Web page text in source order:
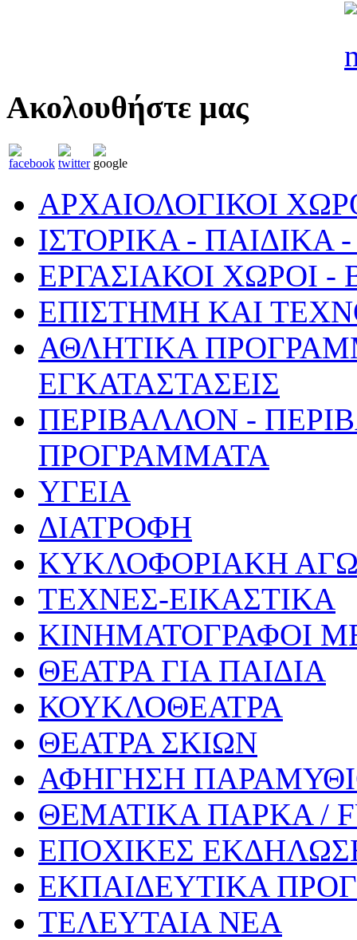
Ακολουθήστε μας
ΑΡΧΑΙΟΛΟΓΙΚΟΙ
ΙΣΤΟΡΙΚΑ -
ΕΡΓΑΣΙΑΚΟΙ ΧΩΡΟΙ
ΕΠΙΣΤΗΜΗ ΚΑΙ
ΑΘΛΗΤΙΚΑ
ΕΓΚΑΤΑΣΤΑΣΕΙΣ
ΠΕΡΙΒΑΛΛΟΝ -
ΠΡΟΓΡΑΜΜΑΤΑ
ΥΓΕΙΑ
ΔΙΑΤΡΟΦΗ
ΚΥΚΛΟΦΟΡΙΑΚΗ
ΤΕΧΝΕΣ-ΕΙΚΑΣΤΙΚΑ
ΚΙΝΗΜΑΤΟΓΡΑΦΟΙ
ΘΕΑΤΡΑ ΓΙΑ ΠΑΙΔΙΑ
ΚΟΥΚΛΟΘΕΑΤΡΑ
ΘΕΑΤΡΑ ΣΚΙΩΝ
ΑΦΗΓΗΣΗ
ΘΕΜΑΤΙΚΑ ΠΑΡΚΑ /
ΕΠΟΧΙΚΕΣ
ΕΚΠΑΙΔΕΥΤΙΚΑ
ΤΕΛΕΥΤΑΙΑ ΝΕΑ